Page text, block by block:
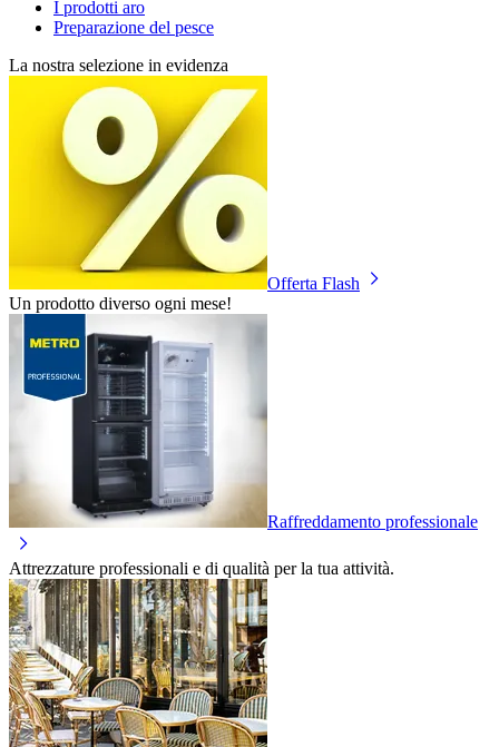
I prodotti aro
Preparazione del pesce
La nostra selezione in evidenza
Offerta Flash
Un prodotto diverso ogni mese!
Raffreddamento professionale
Attrezzature professionali e di qualità per la tua attività.